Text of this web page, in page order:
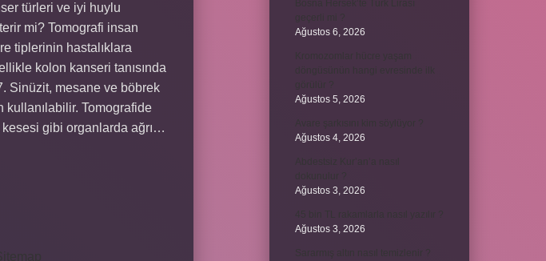
türleri ve iyi huylu
mi? Tomografi insan
tiplerinin hastalıklara
kolon kanseri tanısında
Sinüzit, mesane ve böbrek
kullanılabilir. Tomografide
gibi organlarda ağrı…
Ağustos 6, 2026
Ağustos 5, 2026
Ağustos 4, 2026
Ağustos 3, 2026
Ağustos 3, 2026